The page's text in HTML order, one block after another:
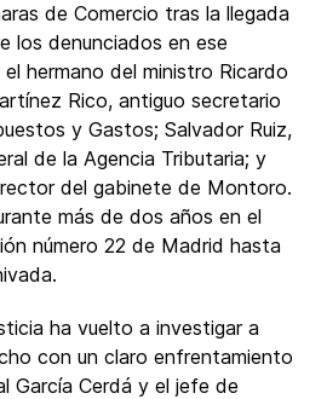
de Comercio tras la llegada
los denunciados en ese
hermano del ministro Ricardo
Rico, antiguo secretario
y Gastos; Salvador Ruiz,
de la Agencia Tributaria; y
del gabinete de Montoro.
más de dos años en el
número 22 de Madrid hasta
ha vuelto a investigar a
con un claro enfrentamiento
García Cerdá y el jefe de